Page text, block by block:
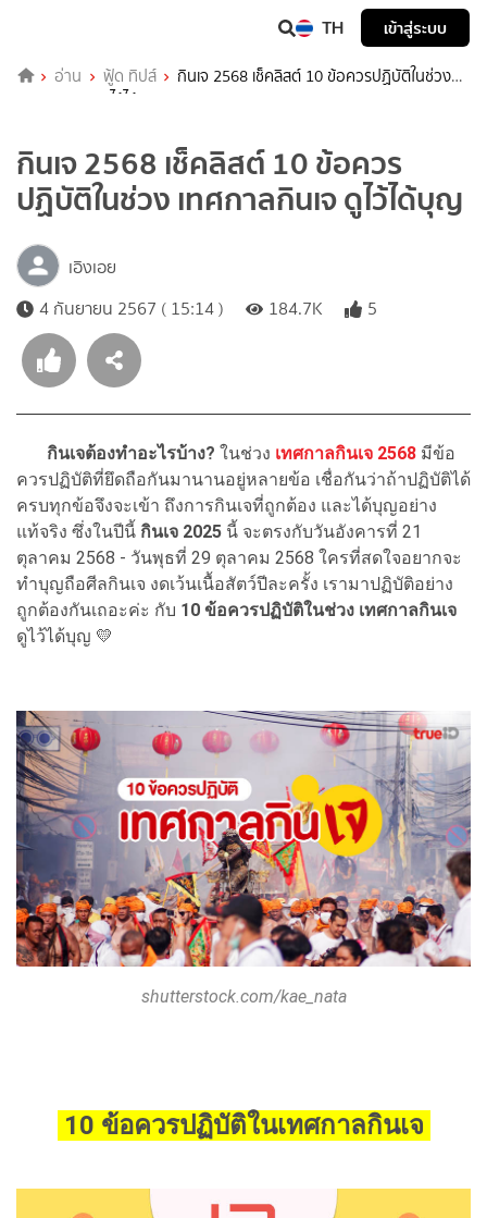
TH เข้าสู่ระบบ
อ่าน ฟู้ด ทิปส์
กินเจ 2568 เช็คลิสต์ 10 ข้อควรปฏิบัติในช่วง
เทศกาลกินเจ ดูไว้ได้บุญ
กินเจ 2568 เช็คลิสต์ 10 ข้อควร
ปฏิบัติในช่วง เทศกาลกินเจ ดูไว้ได้บุญ
เอิงเอย
4 กันยายน 2567 ( 15:14 )
184.7K 5
กินเจต้องทำอะไรบ้าง? ในช่วง เทศกาลกินเจ 2568 มีข้อ
ควรปฏิบัติที่ยึดถือกันมานานอยู่หลายข้อ เชื่อกันว่าถ้าปฏิบัติได้
ครบทุกข้อจึงจะเข้า ถึงการกินเจที่ถูกต้อง และได้บุญอย่าง
แท้จริง ซึ่งในปีนี้ กินเจ 2025 นี้ จะตรงกับวันอังคารที่ 21
ตุลาคม 2568 - วันพุธที่ 29 ตุลาคม 2568 ใครที่สดใจอยากจะ
ทำบุญถือศีลกินเจ งดเว้นเนื้อสัตว์ปีละครั้ง เรามาปฏิบัติอย่าง
ถูกต้องกันเถอะค่ะ กับ 10 ข้อควรปฏิบัติในช่วง เทศกาลกินเจ
ดูไว้ได้บุญ 💛
shutterstock.com/kae_nata
10 ข้อควรปฏิบัติในเทศกาลกินเจ